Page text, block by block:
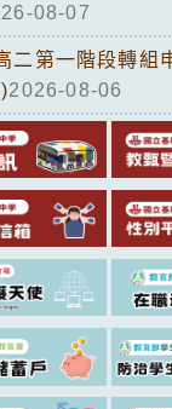
08-07
二第一階段轉組
2026-08-06